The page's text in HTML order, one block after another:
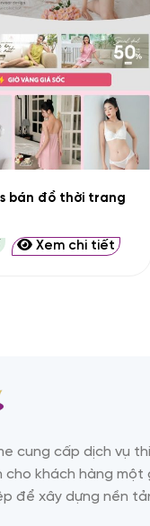
bán đồ thời trang
Xem chi tiết
cung cấp dịch vụ
cho khách hàng một
để xây dựng nền